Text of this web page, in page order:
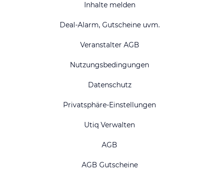
Inhalte melden
Deal-Alarm, Gutscheine uvm.
Veranstalter AGB
Nutzungsbedingungen
Datenschutz
Privatsphäre-Einstellungen
Utiq Verwalten
AGB
AGB Gutscheine